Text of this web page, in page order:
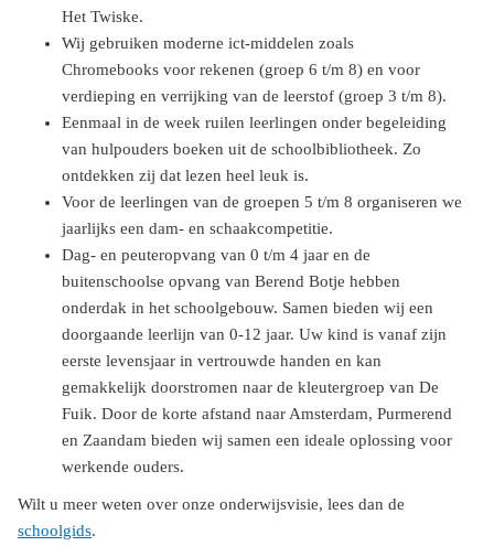
Het Twiske.
Wij gebruiken moderne ict-middelen zoals
Chromebooks voor rekenen (groep 6 t/m 8) en voor
verdieping en verrijking van de leerstof (groep 3 t/m 8).
Eenmaal in de week ruilen leerlingen onder begeleiding
van hulpouders boeken uit de schoolbibliotheek. Zo
ontdekken zij dat lezen heel leuk is.
Voor de leerlingen van de groepen 5 t/m 8 organiseren we
jaarlijks een dam- en schaakcompetitie.
Dag- en peuteropvang van 0 t/m 4 jaar en de
buitenschoolse opvang van Berend Botje hebben
onderdak in het schoolgebouw. Samen bieden wij een
doorgaande leerlijn van 0-12 jaar. Uw kind is vanaf zijn
eerste levensjaar in vertrouwde handen en kan
gemakkelijk doorstromen naar de kleutergroep van De
Fuik. Door de korte afstand naar Amsterdam, Purmerend
en Zaandam bieden wij samen een ideale oplossing voor
werkende ouders.
Wilt u meer weten over onze onderwijsvisie, lees dan de
schoolgids.